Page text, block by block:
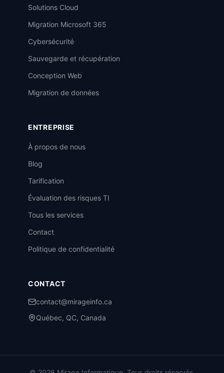
Solutions Cloud
Migration Microsoft 365
Cybersécurité
Sauvegarde et récupération
Conception Web
Migration de données
ENTREPRISE
À propos de nous
Blog
Tarification
Évaluation des risques TI
Tous les services
Contact
Politique de confidentialité
CONTACT
contact@mirageinfo.ca
Québec, QC, Canada